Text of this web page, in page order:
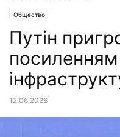
Общество
Путін
12.06.2026